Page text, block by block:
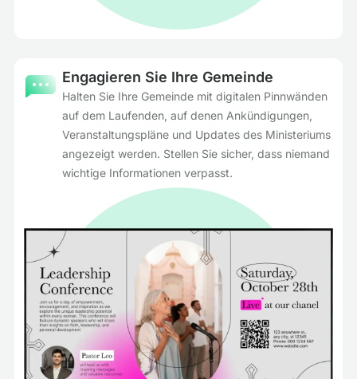
Engagieren Sie Ihre Gemeinde
Halten Sie Ihre Gemeinde mit digitalen Pinnwänden
auf dem Laufenden, auf denen Ankündigungen,
Veranstaltungspläne und Updates des Ministeriums
angezeigt werden. Stellen Sie sicher, dass niemand
wichtige Informationen verpasst.